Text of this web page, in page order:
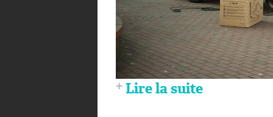
Lire la suite